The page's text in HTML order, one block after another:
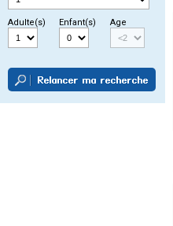
Adulte(s) Enfant(s) Age